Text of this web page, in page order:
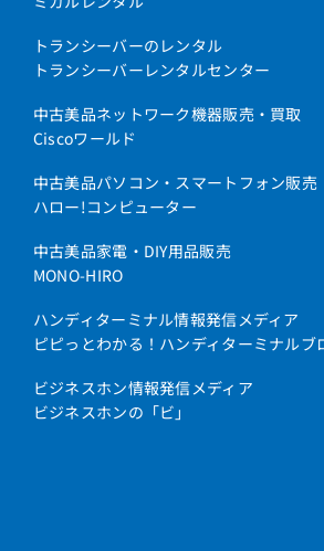
トランシーバーのレンタル
トランシーバーレンタルセンター
中古美品ネットワーク機器販売・買取
Ciscoワールド
中古美品パソコン・スマートフォン販売
ハロー!コンピューター
中古美品家電・DIY用品販売
MONO-HIRO
ハンディターミナル情報発信メディア
ピピっとわかる！ハンディターミナルブ
ビジネスホン情報発信メディア
ビジネスホンの「ビ」